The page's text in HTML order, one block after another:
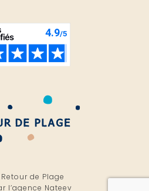
de Plage
l’agence Nateev